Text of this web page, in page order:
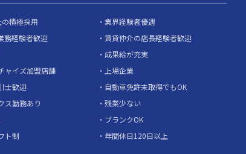
積極採用
業界経験者優遇
務経験者歓迎
賃貸仲介の店長経験者歓迎
成果給が充実
ャイズ加盟店舗
上場企業
士歓迎
自動車免許未取得でもOK
ス勤務あり
残業少ない
ブランクOK
ト制
年間休日120日以上